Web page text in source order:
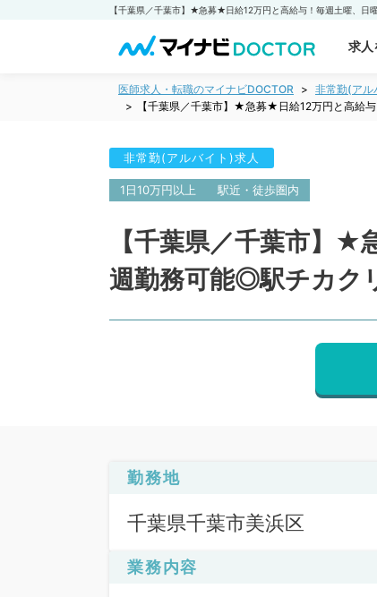
求人
医師求人・転職のマイナビDOCTOR 非常勤(アル
【千葉県／千葉市】★急募★日給12万円と高給
非常勤(アルバイト)求人
1日10万円以上 駅近・徒歩圏内
【千葉県／千葉市】
週勤務可能◎駅チカク
勤務地
千葉県千葉市美浜区
業務内容